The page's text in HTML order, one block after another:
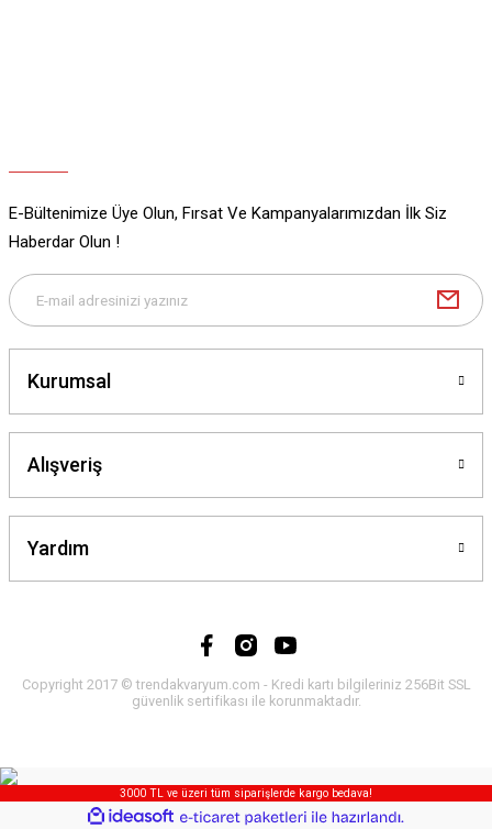
E-Bültenimize Üye Olun, Fırsat Ve Kampanyalarımızdan İlk Siz
Haberdar Olun !
Kurumsal
Alışveriş
Yardım
Copyright 2017 © trendakvaryum.com - Kredi kartı bilgileriniz 256Bit SSL
güvenlik sertifikası ile korunmaktadır.
3000 TL ve üzeri tüm siparişlerde kargo bedava!
ideasoft
e-